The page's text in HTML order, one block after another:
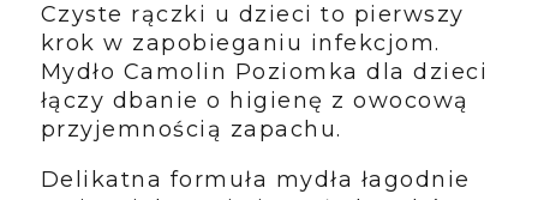
Czyste rączki u dzieci to pierwszy
krok w zapobieganiu infekcjom.
Mydło Camolin Poziomka dla dzieci
łączy dbanie o higienę z owocową
przyjemnością zapachu.
Delikatna formuła mydła łagodnie